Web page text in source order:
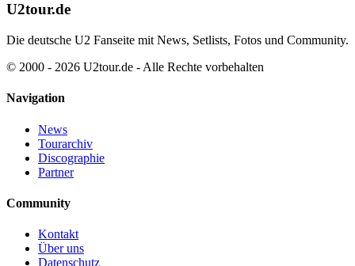
U2tour.de
Die deutsche U2 Fanseite mit News, Setlists, Fotos und Community.
© 2000 - 2026 U2tour.de - Alle Rechte vorbehalten
Navigation
News
Tourarchiv
Discographie
Partner
Community
Kontakt
Über uns
Datenschutz